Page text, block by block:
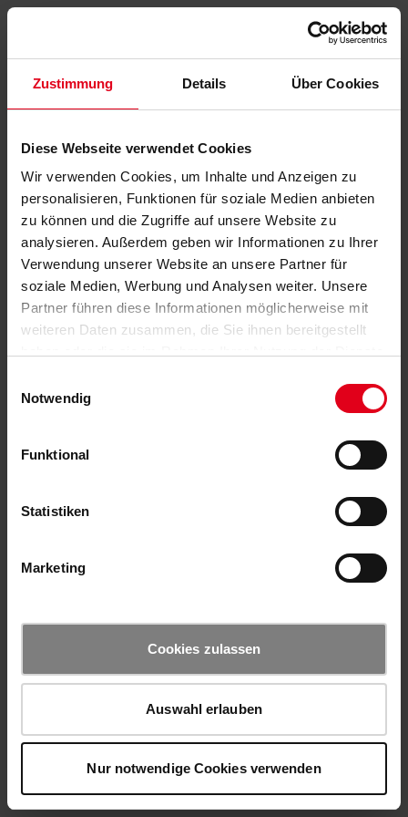
Zustimmung Details Über Cookies
Diese Webseite verwendet Cookies
Wir verwenden Cookies, um Inhalte und Anzeigen zu
personalisieren, Funktionen für soziale Medien anbieten
zu können und die Zugriffe auf unsere Website zu
analysieren. Außerdem geben wir Informationen zu Ihrer
Verwendung unserer Website an unsere Partner für
soziale Medien, Werbung und Analysen weiter. Unsere
Partner führen diese Informationen möglicherweise mit
weiteren Daten zusammen, die Sie ihnen bereitgestellt
Notwendig
Funktional
Statistiken
Marketing
Cookies zulassen
Auswahl erlauben
Nur notwendige Cookies verwenden